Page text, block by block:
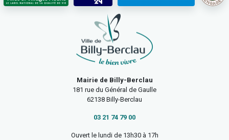
Mairie de Billy-Berclau
181 rue du Général de Gaulle
62138 Billy-Berclau
03 21 74 79 00
Ouvert le lundi de 13h30 à 17h